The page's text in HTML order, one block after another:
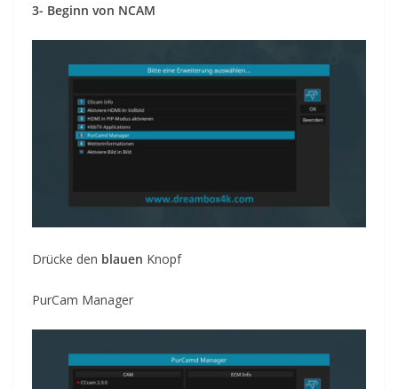
3- Beginn von NCAM
Drücke den blauen Knopf
PurCam Manager